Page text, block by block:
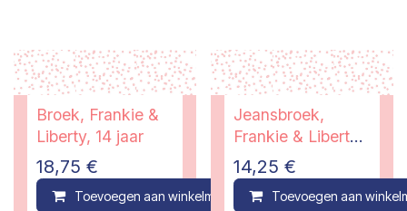
Broek, Frankie &
Liberty, 14 jaar
18,75 €
Toevoegen aan winkelmandje Compare
Jeansbroek,
Frankie & Liberty,
14 jaar
14,25 €
Toevoegen aan